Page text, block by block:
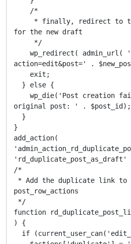
for the new draft
action=edit&post=' .
original post: ' . $post_id);
}
add_action(
/*
post_row_actions
function
) {